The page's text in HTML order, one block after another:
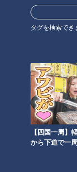
タグを検索でき
【四国一周】
から下道で一
にならないと
「サンデードラゴンズ」